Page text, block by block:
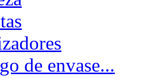
de envase...